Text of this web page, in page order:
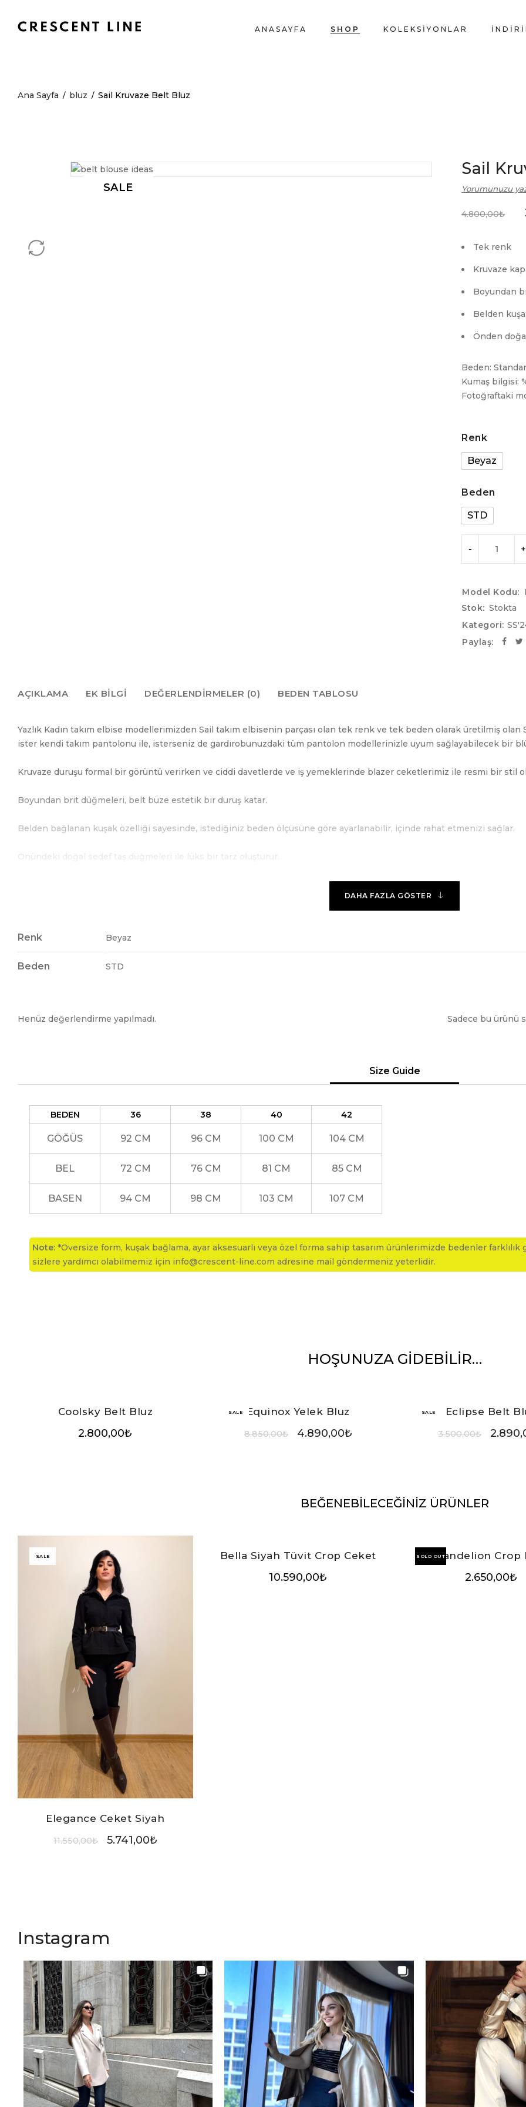
ANASAYFA SHOP KOLEKSIYONLAR
Ana Sayfa / bluz / Sail Kruvaze Belt Bluz
SALE
Sail
Yorumunuzu
4.800,00₺
Tek renk
Kruvaze
Boyundan
Belden
Önden
Beden:
Kumaş bilgisi:
Fotoğraftaki
Renk
Beyaz
Beden
STD
Model Kodu:
Stok: Stokta
Kategori:
Paylaş:
AÇIKLAMA EK BILGI DEĞERLENDIRMELER (0) BEDEN TABLOSU
Yazlık Kadın takım elbise modellerimizden Sail takım elbisenin parçası olan tek renk ve tek beden olarak üretilmiş
ister kendi takım pantolonu ile, isterseniz de gardırobunuzdaki tüm pantolon modellerinizle uyum sağlayabilecek bir
Kruvaze duruşu formal bir görüntü verirken ve ciddi davetlerde ve iş yemeklerinde blazer ceketlerimiz ile resmi bir stil
Boyundan brit düğmeleri, belt büze estetik bir duruş katar.
Belden bağlanan kuşak özelliği sayesinde, istediğiniz beden ölçüsüne göre ayarlanabilir, içinde rahat etmenizi sağlar.
Önündeki doğal sedef taş düğmeleri ile lüks bir tarz oluşturur.
Yıkama talimatına uyunuz.
Kuru temizleme de yapılabilir.
DAHA FAZLA GÖSTER
Renk Beyaz
Beden STD
Henüz değerlendirme yapılmadı. Sadece bu ürünü
Size Guide
BEDEN 36 38 40 42
GÖĞÜS 92 CM 96 CM 100 CM 104 CM
BEL 72 CM 76 CM 81 CM 85 CM
BASEN 94 CM 98 CM 103 CM 107 CM
Note: *Oversize form, kuşak bağlama, ayar aksesuarlı veya özel forma sahip tasarım ürünlerimizde bedenler
sizlere yardımcı olabilmemiz için info@crescent-line.com adresine mail göndermeniz yeterlidir.
HOŞUNUZA GIDEBILIR…
Coolsky Belt Bluz
2.800,00₺
SALE Equinox Yelek Bluz
8.850,00₺ 4.890,00₺
SALE Eclipse Belt
3.500,00₺
BEĞENEBİLECEĞİNİZ ÜRÜNLER
SALE
Elegance Ceket Siyah
11.550,00₺ 5.741,00₺
Bella Siyah Tüvit Crop Ceket
10.590,00₺
SOLD OUTDandelion Crop
2.650,00₺
Instagram